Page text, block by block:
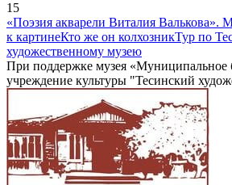
15
«Поэзия акварели Виталия Валькова».
к картинеКто же он колхозникТур по
художественному музею
При поддержке музея «Муниципальное
учреждение культуры "Тесинский